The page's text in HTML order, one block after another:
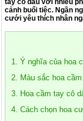
tay cô dâu với nhiều
cảnh buổi tiệc. Ngần
cưới yêu thích nhân
1. Ý nghĩa của hoa
2. Màu sắc hoa
3. Hoa cầm tay cô
4. Cách chọn hoa